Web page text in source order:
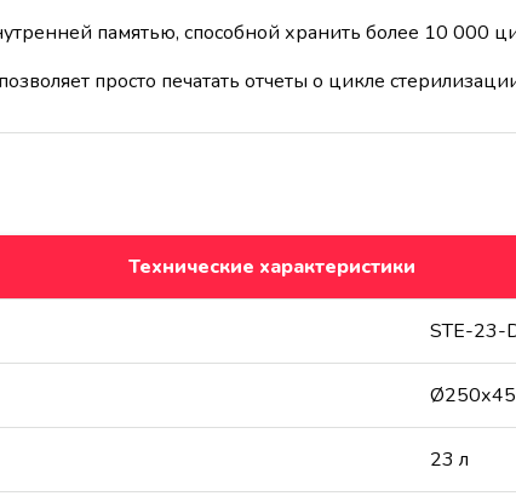
памятью, способной хранить более 10 000
просто печатать отчеты о цикле
Технические характеристики
STE-23-
23 л